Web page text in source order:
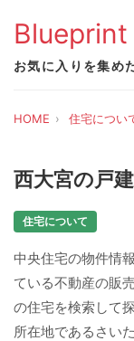
Blueprint
お気に入りを集め
HOME 住宅につい
西大宮の戸
住宅について
中央住宅の物件情
ている不動産の販
の住宅を検索して
所在地であるさい